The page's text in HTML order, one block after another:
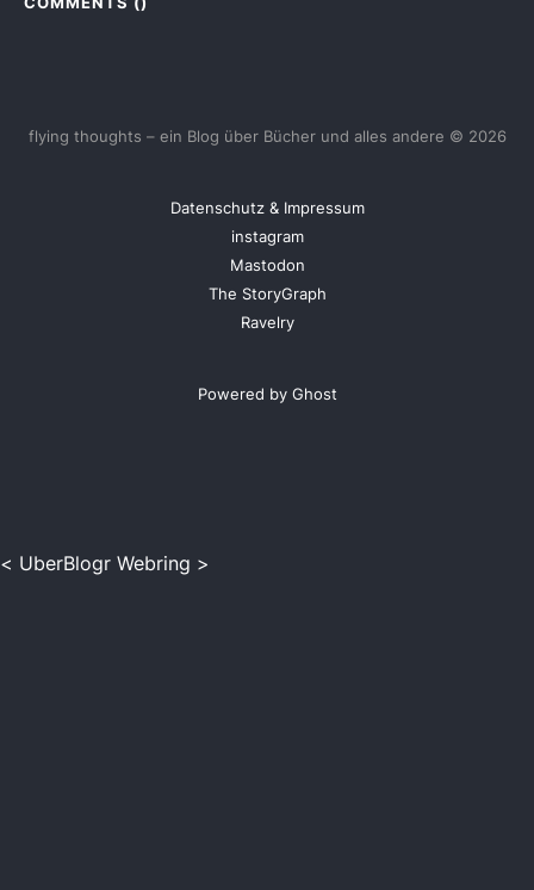
flying thoughts – ein Blog über Bücher und alles andere © 2026
Datenschutz & Impressum
instagram
Mastodon
The StoryGraph
Ravelry
Powered by Ghost
< UberBlogr Webring >